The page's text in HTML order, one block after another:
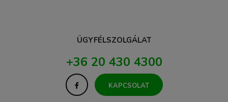
ÜGYFÉLSZOLGÁLAT
+36 20 430 4300
KAPCSOLAT